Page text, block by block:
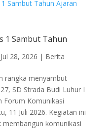
1 Sambut Tahun
Jul 28, 2026 | Berita
rangka menyambut
SD Strada Budi Luhur I
Forum Komunikasi
11 Juli 2026. Kegiatan ini
komunikasi